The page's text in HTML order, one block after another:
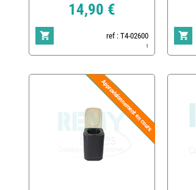
14,90 €
ref : T4-02600
1